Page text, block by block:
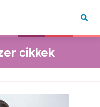
cikkek